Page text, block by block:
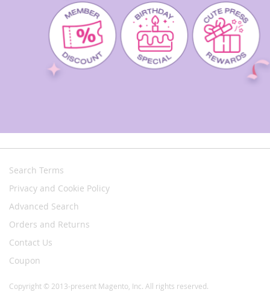
Search Terms
Privacy and Cookie Policy
Advanced Search
Orders and Returns
Contact Us
Coupon
Copyright © 2013-present Magento, Inc. All rights reserved.